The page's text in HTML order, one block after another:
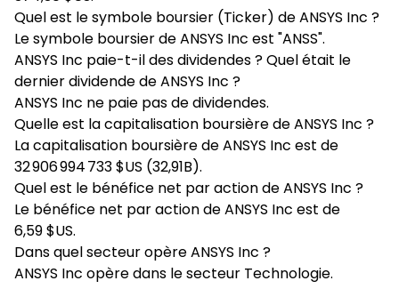
Quel est le symbole boursier (Ticker) de ANSYS Inc ?
Le symbole boursier de ANSYS Inc est "ANSS".
ANSYS Inc paie-t-il des dividendes ? Quel était le
dernier dividende de ANSYS Inc ?
ANSYS Inc ne paie pas de dividendes.
Quelle est la capitalisation boursière de ANSYS Inc ?
La capitalisation boursière de ANSYS Inc est de
32 906 994 733 $US (32,91B).
Quel est le bénéfice net par action de ANSYS Inc ?
Le bénéfice net par action de ANSYS Inc est de
6,59 $US.
Dans quel secteur opère ANSYS Inc ?
ANSYS Inc opère dans le secteur Technologie.